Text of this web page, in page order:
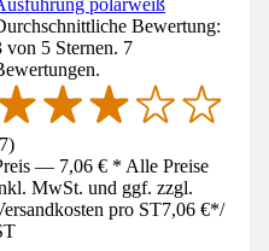
Bewertung:
von 5 Sternen. 7
7)
— 7,06 € * Alle Preise
MwSt. und ggf. zzgl.
pro ST7,06 €*/